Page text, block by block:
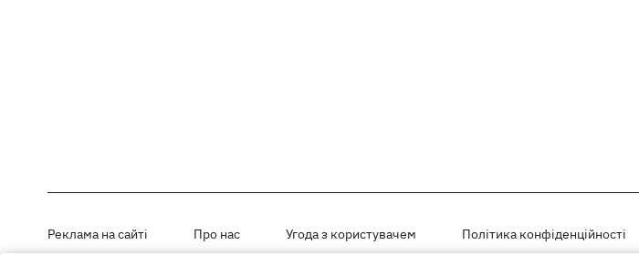
Реклама на сайті Про нас Угода з користувачем Політика конфіденційності